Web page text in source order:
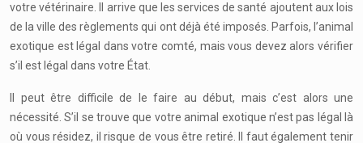
votre vétérinaire. Il arrive que les services de santé ajoutent aux lois
de la ville des règlements qui ont déjà été imposés. Parfois, l’animal
exotique est légal dans votre comté, mais vous devez alors vérifier
s’il est légal dans votre État.
Il peut être difficile de le faire au début, mais c’est alors une
nécessité. S’il se trouve que votre animal exotique n’est pas légal là
où vous résidez, il risque de vous être retiré. Il faut également tenir